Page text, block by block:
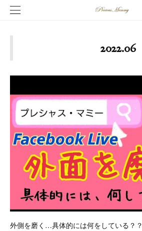
2022.06
外側を磨く…具体的には何をしている？？